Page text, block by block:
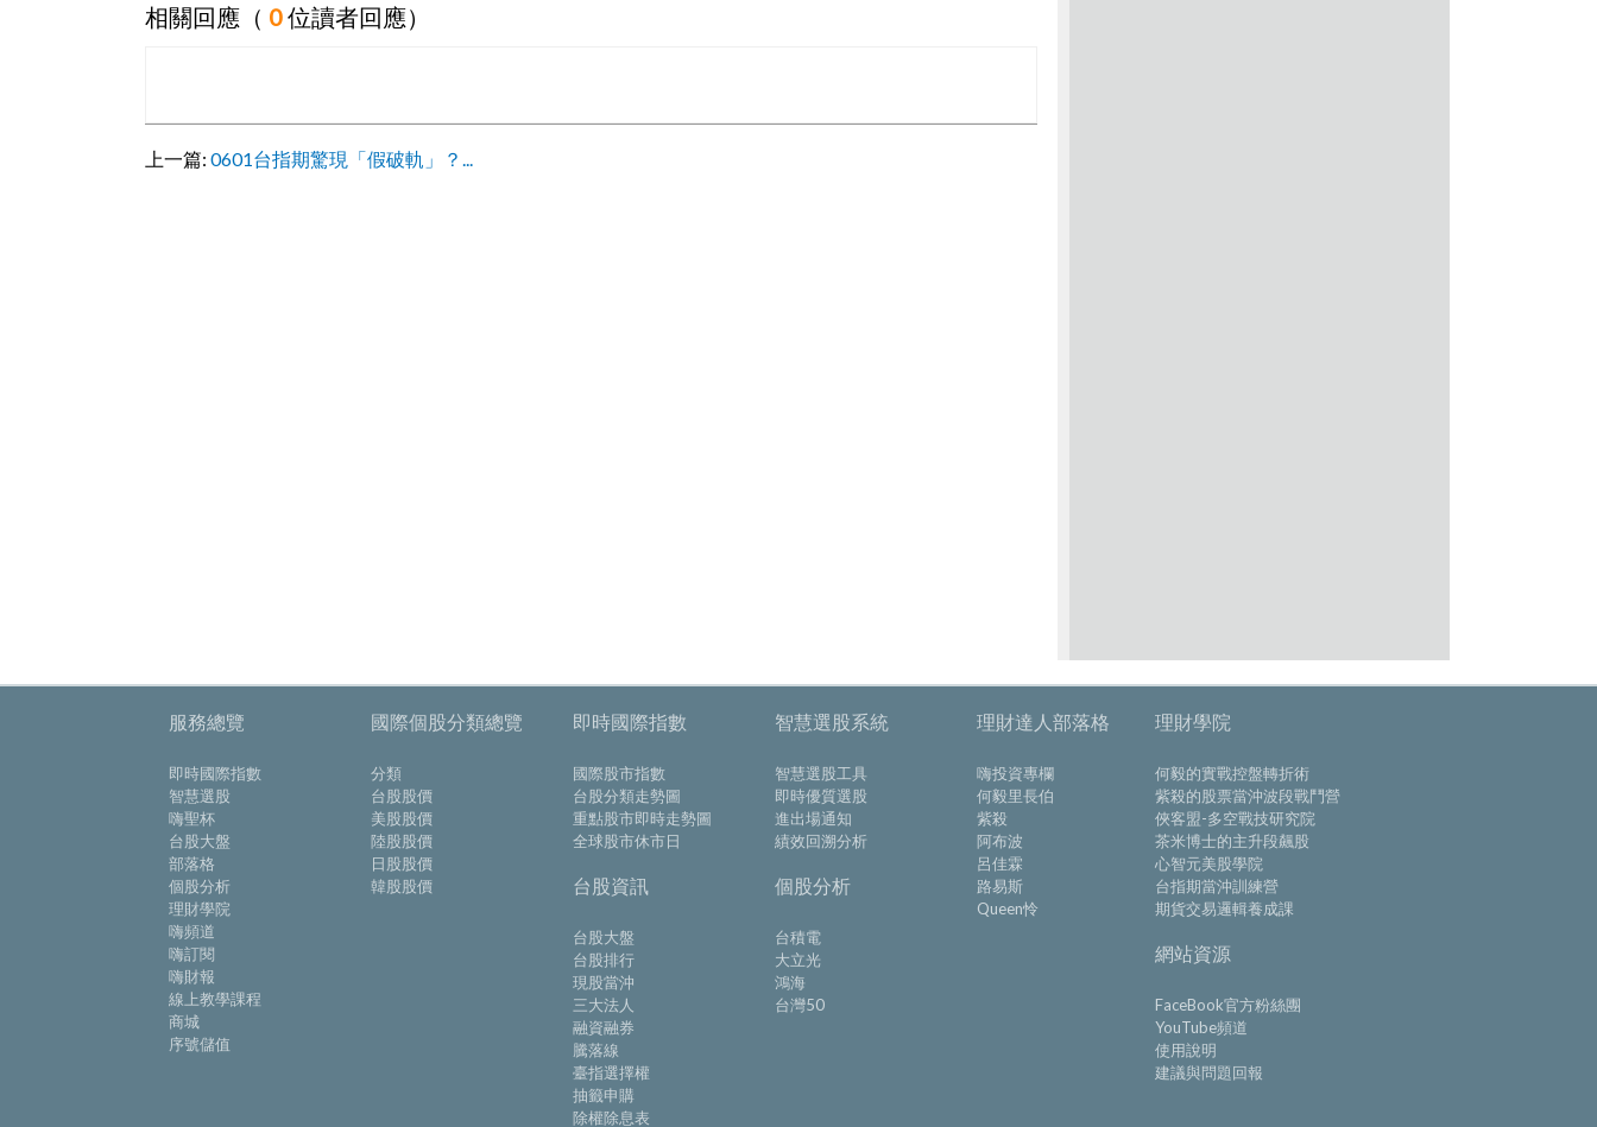
相關回應（ 0位讀者回應）
上一篇: 0601台指期驚現「假破軌」？...
服務總覽
即時國際指數
智慧選股
嗨聖杯
台股大盤
部落格
個股分析
理財學院
嗨頻道
嗨訂閱
嗨財報
線上教學課程
商城
序號儲值
國際個股分類總覽
分類
台股股價
美股股價
陸股股價
日股股價
韓股股價
即時國際指數
國際股市指數
台股分類走勢圖
重點股市即時走勢圖
全球股市休市日
台股資訊
台股大盤
台股排行
現股當沖
三大法人
融資融券
騰落線
臺指選擇權
抽籤申購
除權除息表
智慧選股系統
智慧選股工具
即時優質選股
進出場通知
績效回溯分析
個股分析
台積電
大立光
鴻海
台灣50
理財達人部落格
嗨投資專欄
何毅里長伯
紫殺
阿布波
呂佳霖
路易斯
Queen怜
理財學院
何毅的實戰控盤轉折術
紫殺的股票當沖波段戰鬥營
俠客盟-多空戰技研究院
茶米博士的主升段飆股
心智元美股學院
台指期當沖訓練營
期貨交易邏輯養成課
網站資源
FaceBook官方粉絲團
YouTube頻道
使用說明
建議與問題回報